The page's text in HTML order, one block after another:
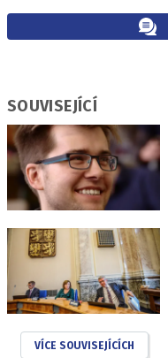
SOUVISEJÍCÍ
VÍCE SOUVISEJÍCÍCH